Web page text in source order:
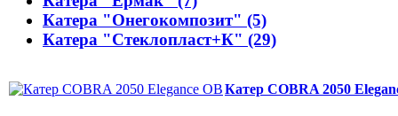
Катера "Онегокомпозит" (5)
Катера "Стеклопласт+К" (29)
Катер COBRA 2050